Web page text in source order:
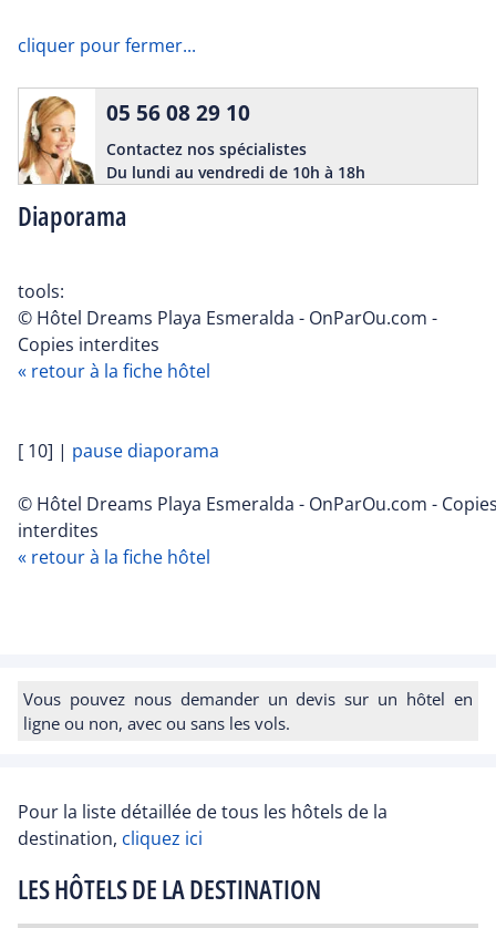
cliquer pour fermer...
Diaporama
05 56 08 29 10
Contactez nos spécialistes
Du lundi au vendredi de 10h à 18h
tools:
© Hôtel Dreams Playa Esmeralda - OnParOu.com -
Copies interdites
« retour à la fiche hôtel
[ 10] | pause diaporama
© Hôtel Dreams Playa Esmeralda - OnParOu.com -
interdites
« retour à la fiche hôtel
Vous pouvez nous demander un devis sur un hôtel en
ligne ou non, avec ou sans les vols.
Pour la liste détaillée de tous les hôtels de la
destination, cliquez ici
LES HÔTELS DE LA DESTINATION